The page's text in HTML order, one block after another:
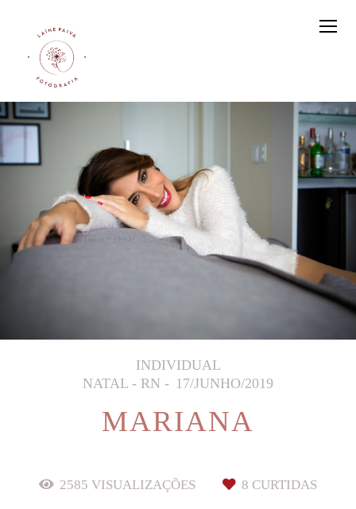
INDIVIDUAL
NATAL - RN
17/JUNHO/2019
MARIANA
2585 VISUALIZAÇÕES 8 CURTIDAS